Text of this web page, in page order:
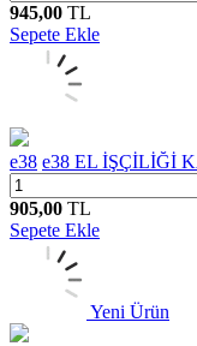
945,00 TL
Sepete Ekle
e38 e38 EL İŞÇİLİĞİ
905,00 TL
Sepete Ekle
Yeni Ürün